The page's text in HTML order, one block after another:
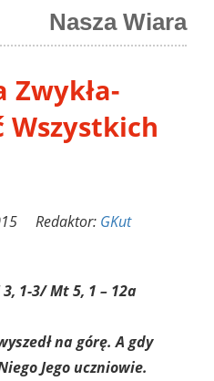
Nasza Wiara
Zwykła-
Wszystkich
Redaktor: GKut
1-3/ Mt 5, 1 – 12a
na górę. A gdy
Jego uczniowie.